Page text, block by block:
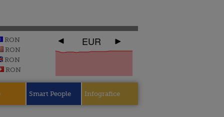
RON
RON
RON
RON
EUR
Smart People Infografice